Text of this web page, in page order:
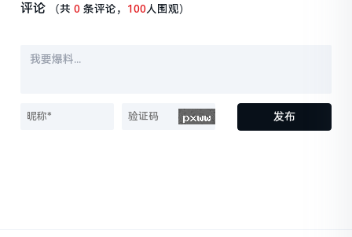
评论 （共0 条评论， 100人围观）
发布